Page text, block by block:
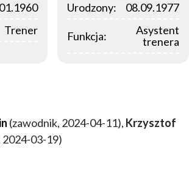
Trener
Urodzony:
08.09.1977
Funkcja:
Asystent
trenera
(zawodnik, 2024-04-11), Krzysztof
03-19)